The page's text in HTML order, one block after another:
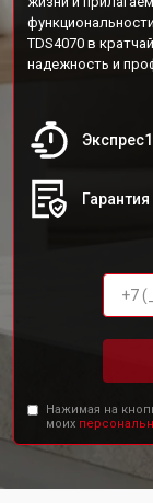
TDS4070 в
надежность и
Нажимая на
моих